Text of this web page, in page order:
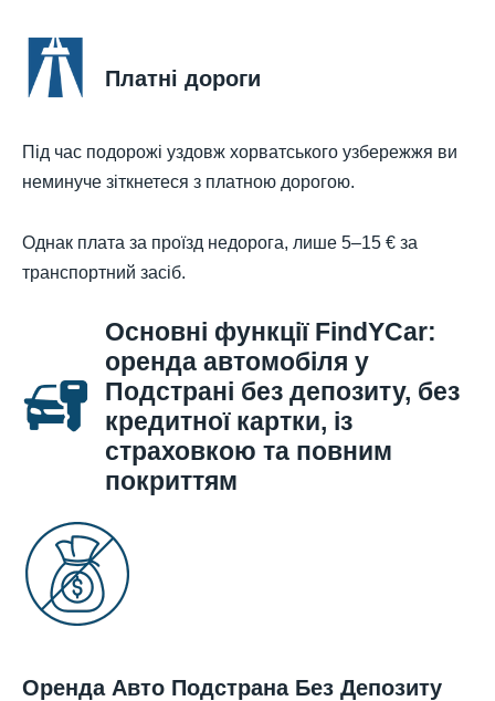
Платні дороги
Під час подорожі уздовж хорватського узбережжя ви
неминуче зіткнетеся з платною дорогою.
Однак плата за проїзд недорога, лише 5–15 € за
транспортний засіб.
Основні функції FindYCar:
оренда автомобіля у
Подстрані без депозиту, без
кредитної картки, із
страховкою та повним
покриттям
Оренда Авто Подстрана Без Депозиту